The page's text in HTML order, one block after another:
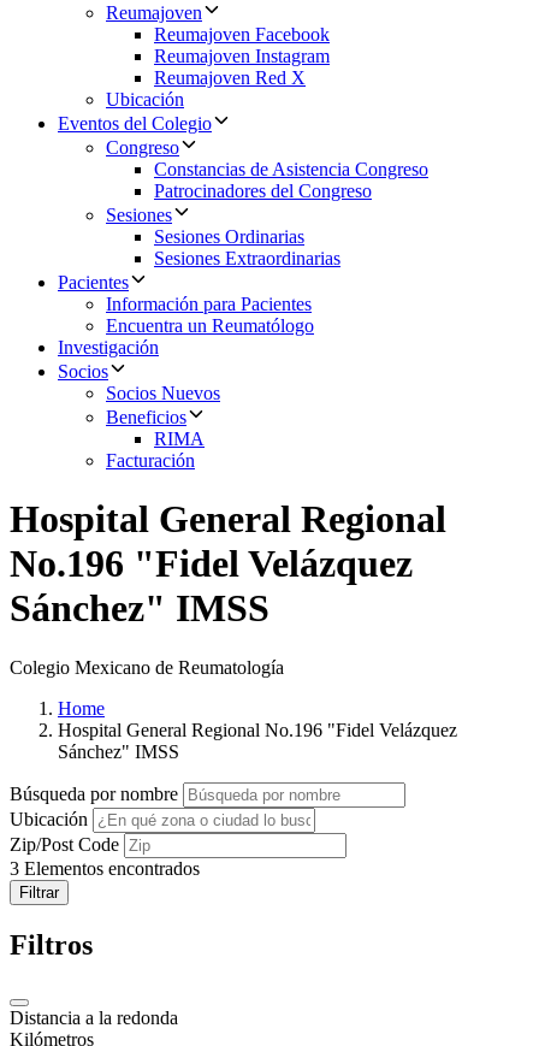
Reumajoven
Reumajoven Facebook
Reumajoven Instagram
Reumajoven Red X
Ubicación
Eventos del Colegio
Congreso
Constancias de Asistencia Congreso
Patrocinadores del Congreso
Sesiones
Sesiones Ordinarias
Sesiones Extraordinarias
Pacientes
Información para Pacientes
Encuentra un Reumatólogo
Investigación
Socios
Socios Nuevos
Beneficios
RIMA
Facturación
Hospital General Regional
No.196 "Fidel Velázquez
Sánchez" IMSS
Colegio Mexicano de Reumatología
Home
Hospital General Regional No.196 "Fidel Velázquez
Sánchez" IMSS
Búsqueda por nombre
Ubicación
Zip/Post Code
3 Elementos encontrados
Filtrar
Filtros
Distancia a la redonda
Kilómetros